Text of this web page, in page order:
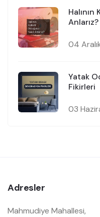
Anlarız?
04
Yatak
Fikirleri
03
Adresler
Mahmudiye Mahallesi,